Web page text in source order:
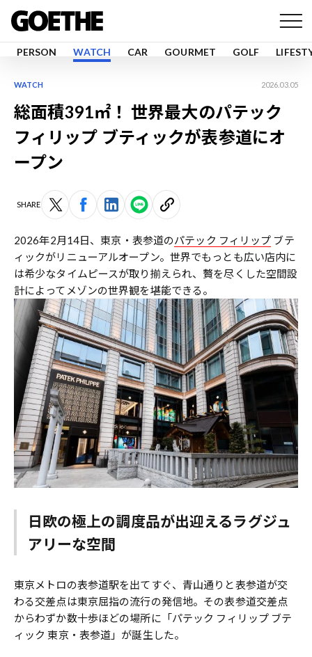
PERSON WATCH CAR GOURMET GOLF
WATCH 2026.03.05
総面積391㎡！ 世界最大のパテック
フィリップ ブティックが表参道にオ
ープン
SHARE
2026年2月14日、東京・表参道のパテック フィリップ ブテ
ィックがリニューアルオープン。世界でもっとも広い店内に
は希少なタイムピースが取り揃えられ、贅を尽くした空間設
計によってメゾンの世界観を堪能できる。
日欧の極上の調度品が出迎えるラグジュ
アリーな空間
東京メトロの表参道駅を出てすぐ、青山通りと表参道が交
わる交差点は東京屈指の流行の発信地。その表参道交差点
からわずか数十歩ほどの場所に「パテック フィリップ ブテ
ィック 東京・表参道」が誕生した。